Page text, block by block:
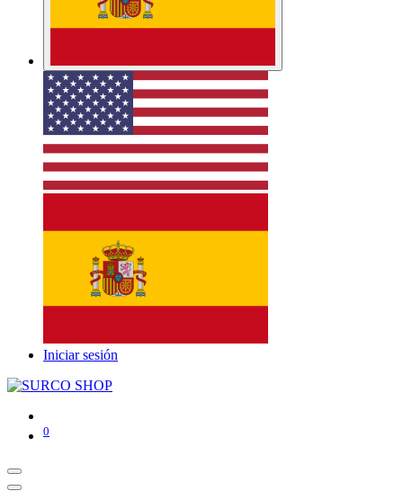
Iniciar sesión
0